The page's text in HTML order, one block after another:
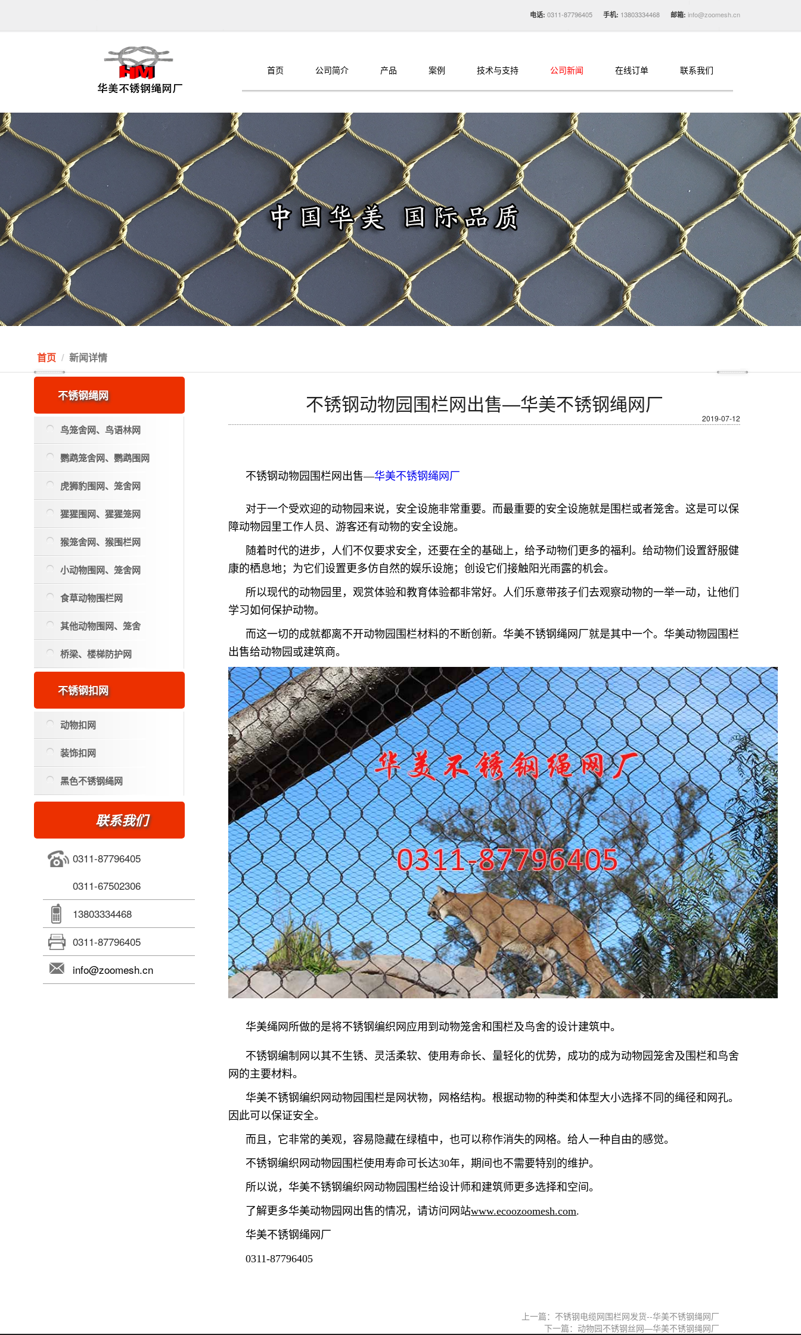
电话: 0311-87796405 手机: 13803334468 邮箱: info@zoomesh.cn
首页 公司简介 产品 案例 技术与支持 公司新闻 在线订单 联系我们
首页 新闻详情
不锈钢绳网
鸟笼舍网、鸟语林网
鹦鹉笼舍网、鹦鹉围网
虎狮豹围网、笼舍网
猩猩围网、猩猩笼网
猴笼舍网、猴围栏网
小动物围网、笼舍网
食草动物围栏网
其他动物围网、笼舍
桥梁、楼梯防护网
不锈钢扣网
动物扣网
装饰扣网
黑色不锈钢绳网
联系我们
0311-87796405
0311-67502306
13803334468
0311-87796405
info@zoomesh.cn
不锈钢动物园围栏网出售—华美不锈钢绳网厂
2019-07-12
不锈钢动物园围栏网出售—华美不锈钢绳网厂
对于一个受欢迎的动物园来说，安全设施非常重要。而最重要的安全设施就是围栏或者笼舍。这是可以保
障动物园里工作人员、游客还有动物的安全设施。
随着时代的进步，人们不仅要求安全，还要在全的基础上，给予动物们更多的福利。给动物们设置舒服健
康的栖息地；为它们设置更多仿自然的娱乐设施；创设它们接触阳光雨露的机会。
所以现代的动物园里，观赏体验和教育体验都非常好。人们乐意带孩子们去观察动物的一举一动，让他们
学习如何保护动物。
而这一切的成就都离不开动物园围栏材料的不断创新。华美不锈钢绳网厂就是其中一个。华美动物园围栏
出售给动物园或建筑商。
华美绳网所做的是将不锈钢编织网应用到动物笼舍和围栏及鸟舍的设计建筑中。
不锈钢编制网以其不生锈、灵活柔软、使用寿命长、量轻化的优势，成功的成为动物园笼舍及围栏和鸟舍
网的主要材料。
华美不锈钢编织网动物园围栏是网状物，网格结构。根据动物的种类和体型大小选择不同的绳径和网孔。
因此可以保证安全。
而且，它非常的美观，容易隐藏在绿植中，也可以称作消失的网格。给人一种自由的感觉。
不锈钢编织网动物园围栏使用寿命可长达30年，期间也不需要特别的维护。
所以说，华美不锈钢编织网动物园围栏给设计师和建筑师更多选择和空间。
了解更多华美动物园网出售的情况，请访问网站www.ecoozoomesh.com.
华美不锈钢绳网厂
0311-87796405
上一篇：不锈钢电缆网围栏网发货--华美不锈钢绳网厂
下一篇：动物园不锈钢丝网—华美不锈钢绳网厂